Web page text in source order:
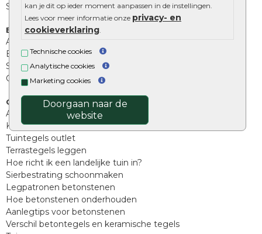
kan je dit op ieder moment aanpassen in de instellingen.
Lees voor meer informatie onze privacy- en
cookieverklaring.
Technische cookies
Analytische cookies
Marketing cookies
Doorgaan naar de
website
Stapelblokken
Extra benodigdheden
Afwatering en diversen
Beplantings en betonelementen
Split, grind en zand
Oprit tegels
Overig
Aanbiedingen
Kunstgras
Tuintegels outlet
Terrastegels leggen
Hoe richt ik een landelijke tuin in?
Sierbestrating schoonmaken
Legpatronen betonstenen
Hoe betonstenen onderhouden
Aanlegtips voor betonstenen
Verschil betontegels en keramische tegels